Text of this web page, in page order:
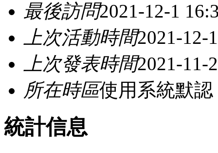
最後訪問2021-12-1
上次活動時間2021-12-
上次發表時間2021-11-
所在時區使用系統默認
統計信息